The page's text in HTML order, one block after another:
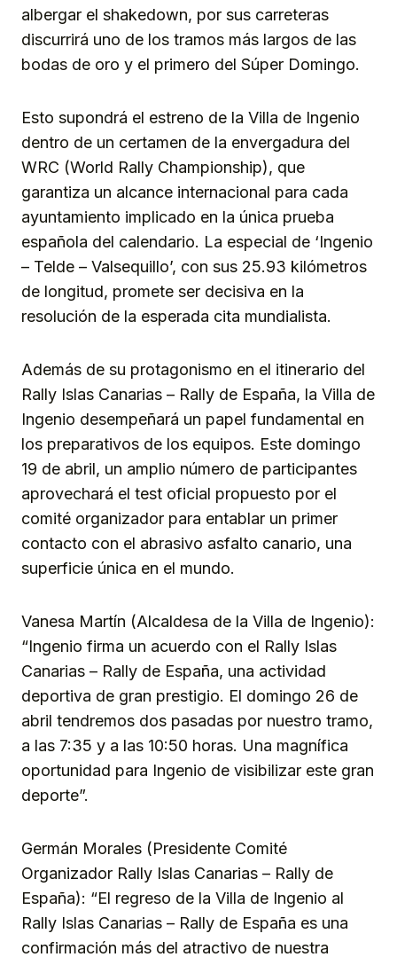
albergar el shakedown, por sus carreteras
discurrirá uno de los tramos más largos de las
bodas de oro y el primero del Súper Domingo.
Esto supondrá el estreno de la Villa de Ingenio
dentro de un certamen de la envergadura del
WRC (World Rally Championship), que
garantiza un alcance internacional para cada
ayuntamiento implicado en la única prueba
española del calendario. La especial de ‘Ingenio
– Telde – Valsequillo’, con sus 25.93 kilómetros
de longitud, promete ser decisiva en la
resolución de la esperada cita mundialista.
Además de su protagonismo en el itinerario del
Rally Islas Canarias – Rally de España, la Villa de
Ingenio desempeñará un papel fundamental en
los preparativos de los equipos. Este domingo
19 de abril, un amplio número de participantes
aprovechará el test oficial propuesto por el
comité organizador para entablar un primer
contacto con el abrasivo asfalto canario, una
superficie única en el mundo.
Vanesa Martín (Alcaldesa de la Villa de Ingenio):
“Ingenio firma un acuerdo con el Rally Islas
Canarias – Rally de España, una actividad
deportiva de gran prestigio. El domingo 26 de
abril tendremos dos pasadas por nuestro tramo,
a las 7:35 y a las 10:50 horas. Una magnífica
oportunidad para Ingenio de visibilizar este gran
deporte”.
Germán Morales (Presidente Comité
Organizador Rally Islas Canarias – Rally de
España): “El regreso de la Villa de Ingenio al
Rally Islas Canarias – Rally de España es una
confirmación más del atractivo de nuestra